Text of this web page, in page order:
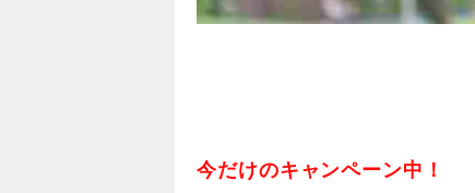
今だけのキャンペーン中！